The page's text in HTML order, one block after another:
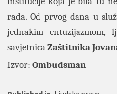
rada. Od prvog dana u
jednakim entuzijazmom,
savjetnicaZaštitnika
Izvor: Ombudsman